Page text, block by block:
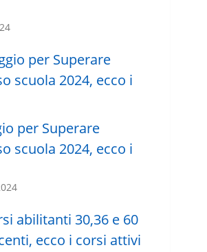
per Superare
scuola 2024, ecco i